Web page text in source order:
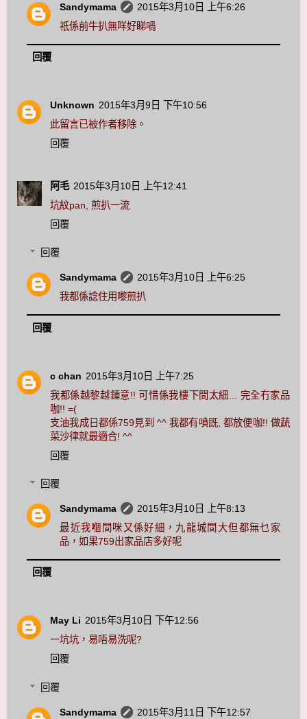
Sandymama
2015年3月10日 上午6:26
祇係前牛扒無咩好睇喎
回覆
Unknown 2015年3月9日 下午10:56
此留言已被作者移除。
回覆
阿毛 2015年3月10日 上午12:41
坑紋pan, 煎扒一流
回覆
回覆
Sandymama
2015年3月10日 上午6:25
我都係諗住用嚟煎扒
回覆
c chan 2015年3月10日 上午7:25
我都係越黎越鍾意!! 可惜係我樓下間太細... 完全冇家品
咖!! =(
支油我成日都係759見到 ^^ 我都有噴既, 都放便咖!! 做蔬
菜沙律就最適合! ^^
回覆
回覆
Sandymama
2015年3月10日 上午8:13
最近我嗰間咪又係好細，九龍城間大但都無乜家
品，如果759出家品店多好呢
回覆
May Li 2015年3月10日 下午12:56
一坑坑，易唔易洗呢?
回覆
回覆
Sandymama
2015年3月11日 下午12:57